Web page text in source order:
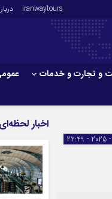
iranwaytours
و تجارت و خدمات
بانک و بیمه و فارکس
اخبار